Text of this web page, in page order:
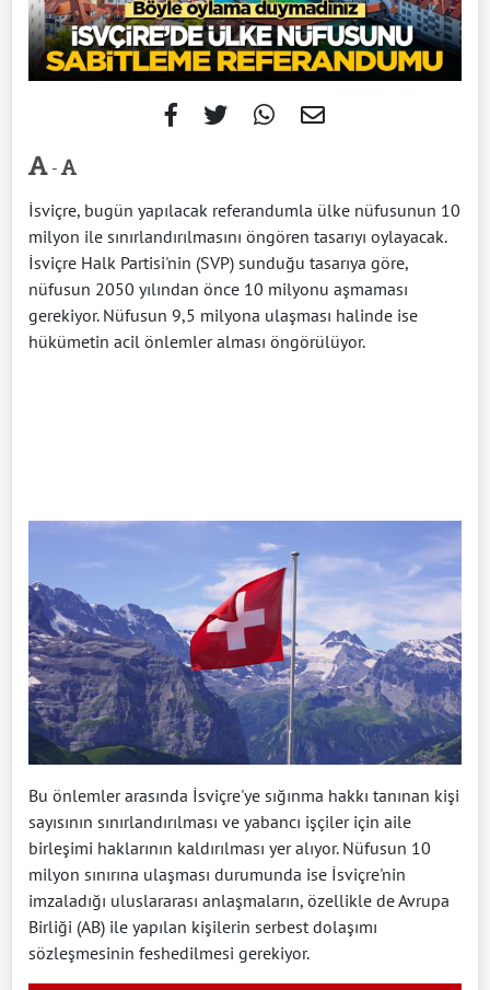
-
İsviçre, bugün yapılacak referandumla ülke nüfusunun 10
milyon ile sınırlandırılmasını öngören tasarıyı oylayacak.
İsviçre Halk Partisi'nin (SVP) sunduğu tasarıya göre,
nüfusun 2050 yılından önce 10 milyonu aşmaması
gerekiyor. Nüfusun 9,5 milyona ulaşması halinde ise
hükümetin acil önlemler alması öngörülüyor.
Bu önlemler arasında İsviçre'ye sığınma hakkı tanınan kişi
sayısının sınırlandırılması ve yabancı işçiler için aile
birleşimi haklarının kaldırılması yer alıyor. Nüfusun 10
milyon sınırına ulaşması durumunda ise İsviçre'nin
imzaladığı uluslararası anlaşmaların, özellikle de Avrupa
Birliği (AB) ile yapılan kişilerin serbest dolaşımı
sözleşmesinin feshedilmesi gerekiyor.